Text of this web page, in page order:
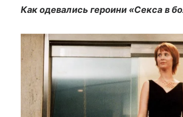
Как одевались героини «Секса в